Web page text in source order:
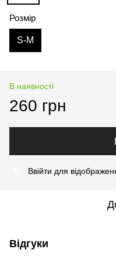
Розмір
S-M
В наявності
260 грн
Ввійти для
Відгуки